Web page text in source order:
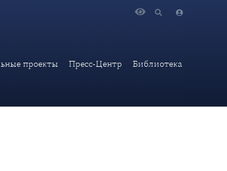
проекты Пресс-Центр Библиотека